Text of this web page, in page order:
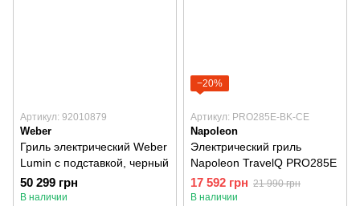
Артикул: 92010879
Weber
Гриль электрический Weber
Lumin с подставкой, черный
50 299 грн
В наличии
−20%
Артикул: PRO285E-BK-CE
Napoleon
Электрический гриль
Napoleon TravelQ PRO285Е
17 592 грн 21 990 грн
В наличии